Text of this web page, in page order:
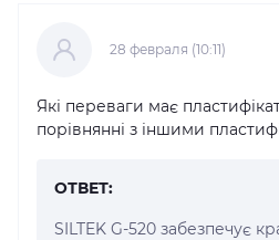
28 февраля (10:11)
Які переваги має
порівнянні з іншими
ОТВЕТ:
SILTEK G-520 забезпечує